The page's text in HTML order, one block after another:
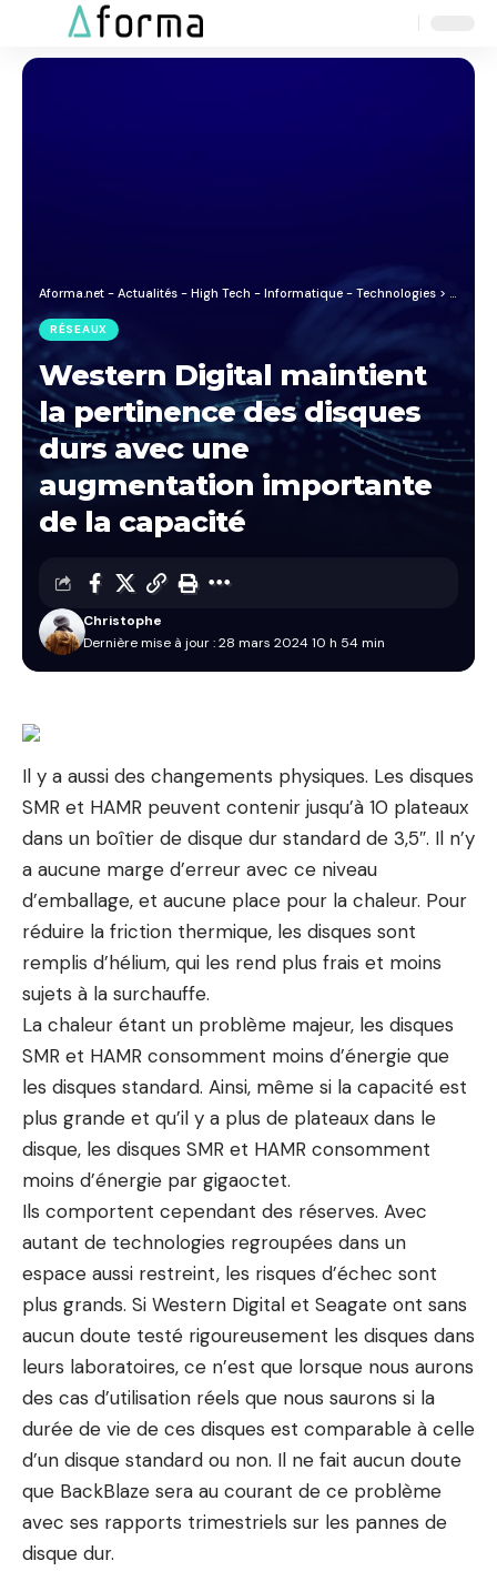
Aforma.net - Actualités - High Tech - Informatique - Technologies > Blog
RÉSEAUX
Western Digital maintient
la pertinence des disques
durs avec une
augmentation importante
de la capacité
Dernière mise à jour : 28 mars 2024 10 h 54 min
Christophe
Il y a aussi des changements physiques. Les disques
SMR et HAMR peuvent contenir jusqu’à 10 plateaux
dans un boîtier de disque dur standard de 3,5″. Il n’y
a aucune marge d’erreur avec ce niveau
d’emballage, et aucune place pour la chaleur. Pour
réduire la friction thermique, les disques sont
remplis d’hélium, qui les rend plus frais et moins
sujets à la surchauffe.
La chaleur étant un problème majeur, les disques
SMR et HAMR consomment moins d’énergie que
les disques standard. Ainsi, même si la capacité est
plus grande et qu’il y a plus de plateaux dans le
disque, les disques SMR et HAMR consomment
moins d’énergie par gigaoctet.
Ils comportent cependant des réserves. Avec
autant de technologies regroupées dans un
espace aussi restreint, les risques d’échec sont
plus grands. Si Western Digital et Seagate ont sans
aucun doute testé rigoureusement les disques dans
leurs laboratoires, ce n’est que lorsque nous aurons
des cas d’utilisation réels que nous saurons si la
durée de vie de ces disques est comparable à celle
d’un disque standard ou non. Il ne fait aucun doute
que BackBlaze sera au courant de ce problème
avec ses rapports trimestriels sur les pannes de
disque dur.